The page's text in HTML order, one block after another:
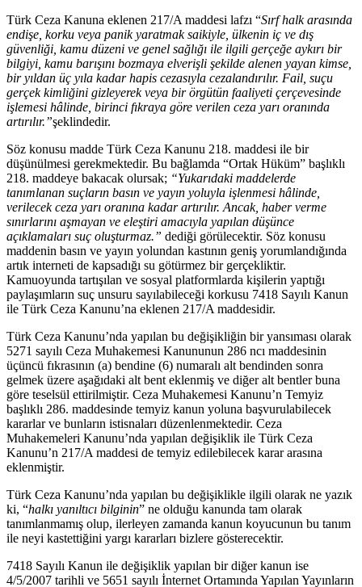
Türk Ceza Kanuna eklenen 217/A maddesi lafzı “Sırf halk arasında
endişe, korku veya panik yaratmak saikiyle, ülkenin iç ve dış
güvenliği, kamu düzeni ve genel sağlığı ile ilgili gerçeğe aykırı bir
bilgiyi, kamu barışını bozmaya elverişli şekilde alenen yayan kimse,
bir yıldan üç yıla kadar hapis cezasıyla cezalandırılır. Fail, suçu
gerçek kimliğini gizleyerek veya bir örgütün faaliyeti çerçevesinde
işlemesi hâlinde, birinci fıkraya göre verilen ceza yarı oranında
artırılır.”şeklindedir.
Söz konusu madde Türk Ceza Kanunu 218. maddesi ile bir
düşünülmesi gerekmektedir. Bu bağlamda “Ortak Hüküm” başlıklı
218. maddeye bakacak olursak; “Yukarıdaki maddelerde
tanımlanan suçların basın ve yayın yoluyla işlenmesi hâlinde,
verilecek ceza yarı oranına kadar artırılır. Ancak, haber verme
sınırlarını aşmayan ve eleştiri amacıyla yapılan düşünce
açıklamaları suç oluşturmaz.” dediği görülecektir. Söz konusu
maddenin basın ve yayın yolundan kastının geniş yorumlandığında
artık interneti de kapsadığı su götürmez bir gerçekliktir.
Kamuoyunda tartışılan ve sosyal platformlarda kişilerin yaptığı
paylaşımların suç unsuru sayılabileceği korkusu 7418 Sayılı Kanun
ile Türk Ceza Kanunu’na eklenen 217/A maddesidir.
Türk Ceza Kanunu’nda yapılan bu değişikliğin bir yansıması olarak
5271 sayılı Ceza Muhakemesi Kanununun 286 ncı maddesinin
üçüncü fıkrasının (a) bendine (6) numaralı alt bendinden sonra
gelmek üzere aşağıdaki alt bent eklenmiş ve diğer alt bentler buna
göre teselsül ettirilmiştir. Ceza Muhakemesi Kanunu’n Temyiz
başlıklı 286. maddesinde temyiz kanun yoluna başvurulabilecek
kararlar ve bunların istisnaları düzenlenmektedir. Ceza
Muhakemeleri Kanunu’nda yapılan değişiklik ile Türk Ceza
Kanunu’n 217/A maddesi de temyiz edilebilecek karar arasına
eklenmiştir.
Türk Ceza Kanunu’nda yapılan bu değişiklikle ilgili olarak ne yazık
ki, “halkı yanıltıcı bilginin” ne olduğu kanunda tam olarak
tanımlanmamış olup, ilerleyen zamanda kanun koyucunun bu tanım
ile neyi kastettiğini yargı kararları bizlere gösterecektir.
7418 Sayılı Kanun ile değişiklik yapılan bir diğer kanun ise
4/5/2007 tarihli ve 5651 sayılı İnternet Ortamında Yapılan Yayınların